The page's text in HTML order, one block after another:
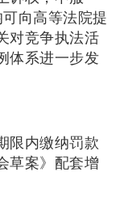
向高等法院提
对竞争执法活
体系进一步发
限内缴纳罚款
草案》配套增